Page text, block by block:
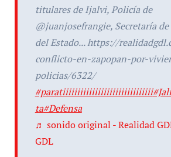
titulares de Ijalvi, Policía de
@juanjosefrangie, Secretaría
del Estado... https://
conflicto-en-zapopan-por-
policias/6322/
#paratiiiiiiiiiiiiiiiiiiiiiiiiiiiiiii
ta#Defensa
♬ sonido original - Realidad
GDL